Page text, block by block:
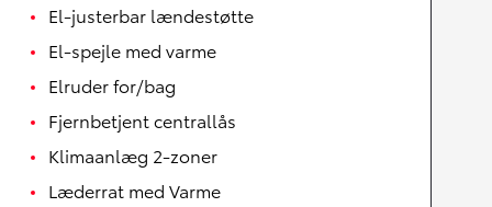
El-justerbar lændestøtte
El-spejle med varme
Elruder for/bag
Fjernbetjent centrallås
Klimaanlæg 2-zoner
Læderrat med Varme